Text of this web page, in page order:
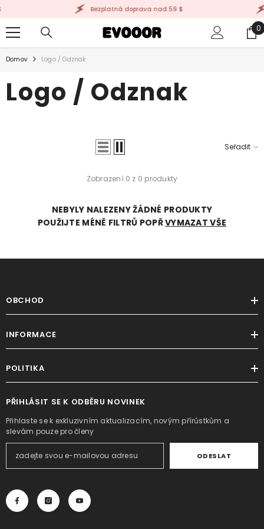
Bezplatná doprava nad 59 $
0
0
Domov Logo / Odznak
Logo / Odznak
Seřadit
Zobrazení 0 z 0 produkty
NEBYLY NALEZENY ŽÁDNÉ PRODUKTY
POUŽIJTE MÉNĚ FILTRŮ POPŘVYMAZAT VŠE
OBCHOD
INFORMACE
POLITIKA
PŘIHLÁSIT SE K ODBĚRU NOVINEK
Přihlaste se k exkluzivním aktualizacím, novým přírůstkům a
slevám pouze pro členy
ODESLAT